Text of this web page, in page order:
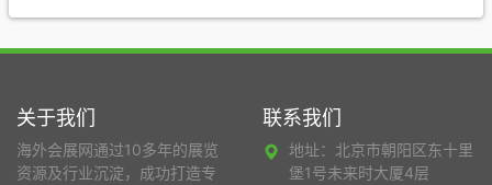
关于我们
海外会展网通过10多年的展览
资源及行业沉淀，成功打造专
联系我们
地址：北京市朝阳区东十里
堡1号未来时大厦4层